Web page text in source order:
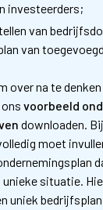
investeerders;
van
van
over na te
voorbeeld
downloaden.
moet
situatie.
uniek